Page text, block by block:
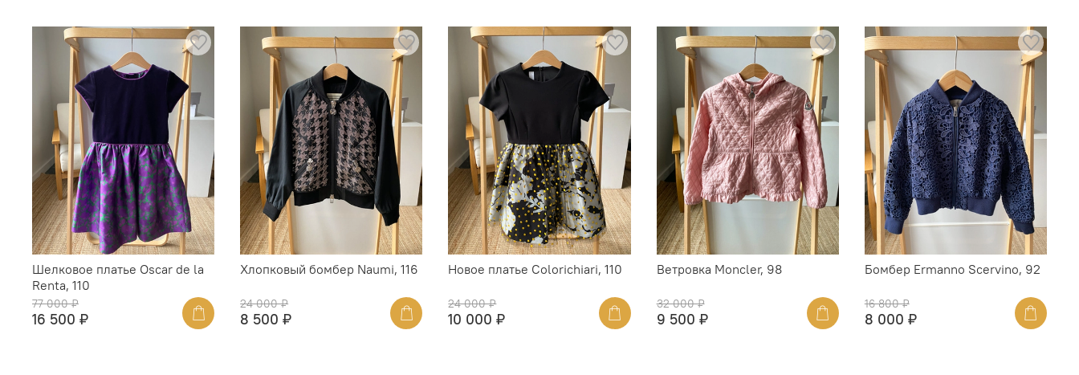
Шелковое платье Oscar de la
Renta, 110
77 000 ₽
16 500 ₽
Хлопковый бомбер Naumi, 116
24 000 ₽
8 500 ₽
Новое платье Colorichiari, 110
24 000 ₽
10 000 ₽
Ветровка Moncler, 98
32 000 ₽
9 500 ₽
Бомбер Ermanno Scervino, 92
16 800 ₽
8 000 ₽